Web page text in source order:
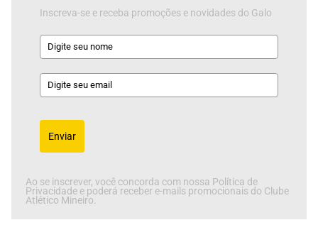
Inscreva-se e receba promoções e novidades do Galo
Enviar
Ao se inscrever, você concorda com nossa Política de
Privacidade e poderá receber e-mails promocionais do Clube
Atlético Mineiro.